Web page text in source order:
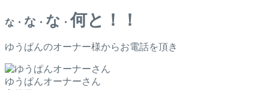
な・ な ・ な ・何と！！
ゆうぱんのオーナー様からお電話を頂き
ゆうぱんオーナーさん